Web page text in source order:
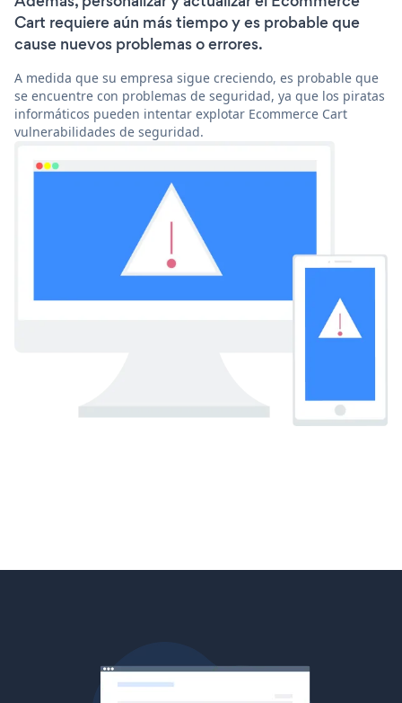
Cart requiere aún más tiempo y es probable que
cause nuevos problemas o errores.
A medida que su empresa sigue creciendo, es probable que
se encuentre con problemas de seguridad, ya que los piratas
informáticos pueden intentar explotar Ecommerce Cart
vulnerabilidades de seguridad.